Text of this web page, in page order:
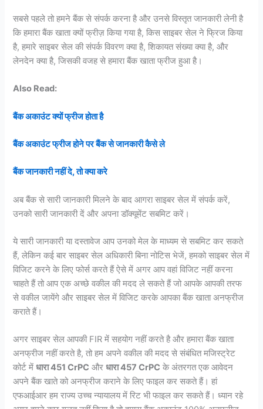
सबसे पहले तो हमने बैंक से संपर्क करना है और उनसे विस्तृत जानकारी लेनी है
कि हमारा बैंक खाता क्यों फ्रीज़ किया गया है, किस साइबर सेल ने फ्रिज किया
है, हमारे साइबर सेल की संपर्क विवरण क्या है, शिकायत संख्या क्या है, और
लेनदेन क्या है, जिसकी वजह से हमारा बैंक खाता फ्रीज हुआ है।
Also Read:
बैंक अकाउंट क्यों फ्रीज होता है
बैंक अकाउंट फ्रीज होने पर बैंक से जानकारी कैसे ले
बैंक जानकारी नहीं दे, तो क्या करे
अब बैंक से सारी जानकारी मिलने के बाद आगरा साइबर सेल में संपर्क करें,
उनको सारी जानकारी दें और अपना डॉक्यूमेंट सबमिट करें।
ये सारी जानकारी या दस्तावेज आप उनको मेल के माध्यम से सबमिट कर सकते
हैं, लेकिन कई बार साइबर सेल अधिकारी बिना नोटिस भेजें, हमको साइबर सेल में
विजिट करने के लिए फोर्स करते हैं ऐसे में अगर आप वहां विजिट नहीं करना
चाहते हैं तो आप एक अच्छे वकील की मदद ले सकते हैं जो आपके आपकी तरफ
से वकील जायेंगे और साइबर सेल में विजिट करके आपका बैंक खाता अनफ्रीज
कराते हैं।
अगर साइबर सेल आपकी FIR में सहयोग नहीं करते है और हमारा बैंक खाता
अनफ्रीज नहीं करते है, तो हम अपने वकील की मदद से संबंधित मजिस्ट्रेट
कोर्ट मेंधारा 451 CrPC औरधारा 457 CrPC के अंतरगत एक आवेदन
अपने बैंक खाते को अनफ्रीज कराने के लिए फाइल कर सकते हैं। हां
एफआईआर हम राज्य उच्च न्यायालय में रिट भी फाइल कर सकते हैं। ध्यान रहे